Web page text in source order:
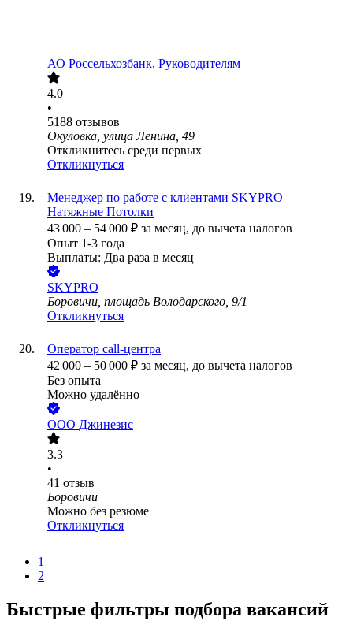
АО Россельхозбанк, Руководителям
4.0
•
5188 отзывов
Окуловка, улица Ленина, 49
Откликнитесь среди первых
Откликнуться
Менеджер по работе с клиентами SKYPRO
Натяжные Потолки
43 000 – 54 000 ₽ за месяц, до вычета налогов
Опыт 1-3 года
Выплаты: Два раза в месяц
SKYPRO
Боровичи, площадь Володарского, 9/1
Откликнуться
Оператор call-центра
42 000 – 50 000 ₽ за месяц, до вычета налогов
Без опыта
Можно удалённо
ООО Джинезис
3.3
•
41 отзыв
Боровичи
Можно без резюме
Откликнуться
1
2
Быстрые фильтры подбора вакансий